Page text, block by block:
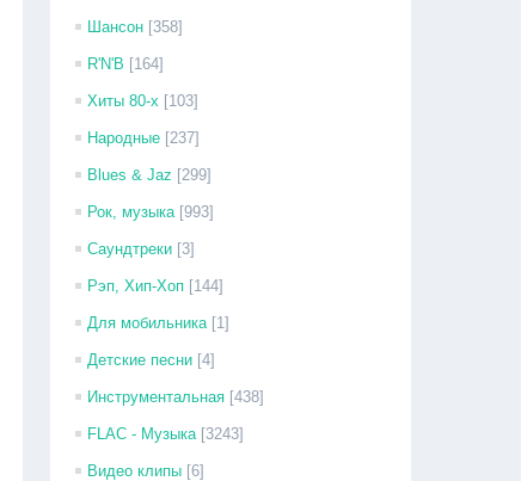
Шансон [358]
R'N'B [164]
Хиты 80-х [103]
Народные [237]
Blues & Jaz [299]
Рок, музыка [993]
Саундтреки [3]
Рэп, Хип-Хоп [144]
Для мобильника [1]
Детские песни [4]
Инструментальная [438]
FLAC - Музыка [3243]
Видео клипы [6]